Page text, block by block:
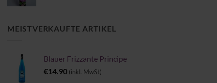
MEISTVERKAUFTE ARTIKEL
Blauer Frizzante Principe
€14.90 (inkl. MwSt)